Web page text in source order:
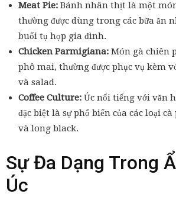
Meat Pie: Bánh nhân thịt là một
thường được dùng trong các bữa ăn
buổi tụ họp gia đình.
Chicken Parmigiana: Món gà chiên
phô mai, thường được phục vụ kèm
và salad.
Coffee Culture: Úc nổi tiếng với văn
đặc biệt là sự phổ biến của các loại
và long black.
Sự Đa Dạng Trong
Úc